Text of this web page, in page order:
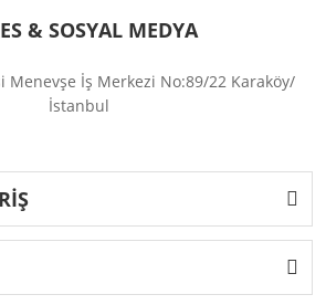
& SOSYAL MEDYA
Menevşe İş Merkezi No:89/22 Karaköy/
İstanbul